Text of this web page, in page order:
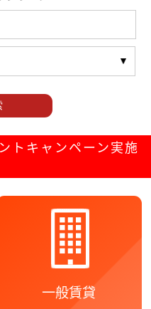
トキャンペーン実施
一般賃貸